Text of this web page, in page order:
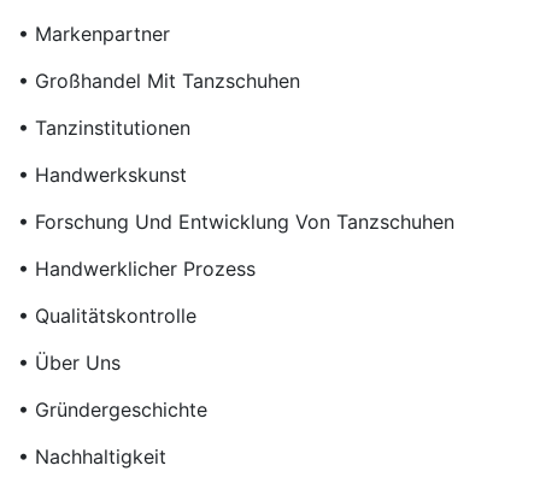
• Markenpartner
• Großhandel Mit Tanzschuhen
• Tanzinstitutionen
• Handwerkskunst
• Forschung Und Entwicklung Von Tanzschuhen
• Handwerklicher Prozess
• Qualitätskontrolle
• Über Uns
• Gründergeschichte
• Nachhaltigkeit